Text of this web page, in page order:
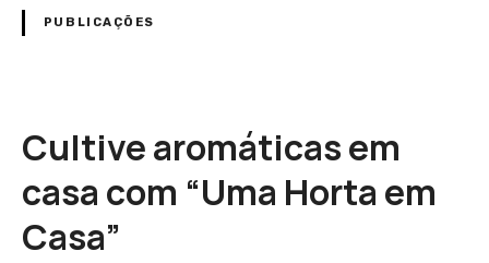
PUBLICAÇÕES
Cultive aromáticas em
casa com “Uma Horta em
Casa”